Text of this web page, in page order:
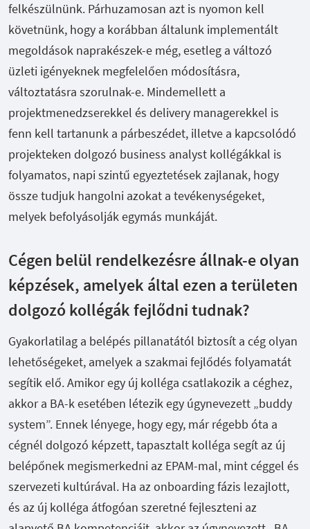
felkészülnünk. Párhuzamosan azt is nyomon kell
követnünk, hogy a korábban általunk implementált
megoldások naprakészek-e még, esetleg a változó
üzleti igényeknek megfelelően módosításra,
változtatásra szorulnak-e. Mindemellett a
projektmenedzserekkel és delivery managerekkel is
fenn kell tartanunk a párbeszédet, illetve a kapcsolódó
projekteken dolgozó business analyst kollégákkal is
folyamatos, napi szintű egyeztetések zajlanak, hogy
össze tudjuk hangolni azokat a tevékenységeket,
melyek befolyásolják egymás munkáját.
Cégen belül rendelkezésre állnak-e olyan
képzések, amelyek által ezen a területen
dolgozó kollégák fejlődni tudnak?
Gyakorlatilag a belépés pillanatától biztosít a cég olyan
lehetőségeket, amelyek a szakmai fejlődés folyamatát
segítik elő. Amikor egy új kolléga csatlakozik a céghez,
akkor a BA-k esetében létezik egy úgynevezett „buddy
system”. Ennek lényege, hogy egy, már régebb óta a
cégnél dolgozó képzett, tapasztalt kolléga segít az új
belépőnek megismerkedni az EPAM-mal, mint céggel és
szervezeti kultúrával. Ha az onboarding fázis lezajlott,
és az új kolléga átfogóan szeretné fejleszteni az